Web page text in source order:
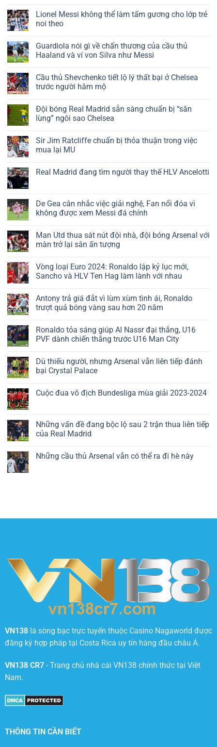
Lionel Messi không thể làm tấm gương cho lớp trẻ
noi theo
Guardiola nói gì về chấn thương của cầu thủ
Haaland và ví von Silva như Messi
Cầu thủ Shevchenko tiết lộ lý thất bại ở Chelsea
trước người hâm mộ
Đội bóng Real Madrid sẵn sàng chuẩn bị “săn
lùng” ngôi sao Chelsea
Sir Jim Ratcliffe chuẩn bị thỏa thuận trong việc
mua lại MU
Real Madrid đang tìm người thay thế HLV Ancelotti
De Gea cân nhắc việc giải nghệ, Fan nổi đóa vì
không được xem Messi đá chính
Man Utd thua sát nút đội nhà, đội bóng Arsenal với
màn trở lại sân ấn tượng
Vòng loại Euro 2024: Ronaldo lập kỷ lục mới,
Sancho và HLV Ten Hag làm lành với nhau
Antony trả giá đắt vì lùm xùm tình ái, Ronaldo
trượt quả bóng vàng sau hơn 20 năm
Ronaldo tỏa sáng giúp Al Nassr đại thắng, U16
PVF dành chiến thắng trước U16 Man City
Dù thiếu người, nhưng Arsenal vẫn liên tiếp đánh
bại Crystal Palace
Cuộc đua vô địch Bundesliga mùa giải 2023-2024
Những vấn đề đang bộc lộ sau 2 trận thua liên tiếp
của Real Madrid
Những cầu thủ Arsenal vẫn có thể ra đi hè này
VN138là sòng bạc trực tuyến thuộc Casino Nagaworld được
đăng ký hợp pháp tại Costa Rica uy tín hàng đầu châu Á.
VN138 CR7- Trang chủ nhà cái VN138 chính thức tại Việt
Nam.
THÔNG TIN CẦN BIẾT